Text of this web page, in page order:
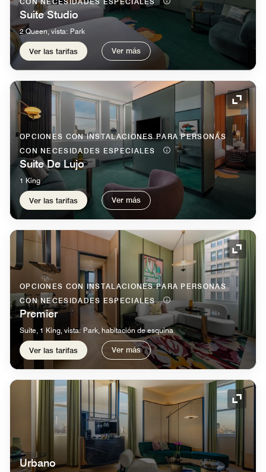
Suite Studio
2 Queen, vista: Park
Ver las tarifas Ver más
Icono
OPCIONES CON INSTALACIONES PARA PERSONAS
CON NECESIDADES ESPECIALES
Suite De Lujo
1 King
Ver las tarifas Ver más
Icono
OPCIONES CON INSTALACIONES PARA PERSONAS
CON NECESIDADES ESPECIALES
Premier
Suite, 1 King, vista: Park, habitación de esquina
Ver las tarifas Ver más
Icono
Urbano